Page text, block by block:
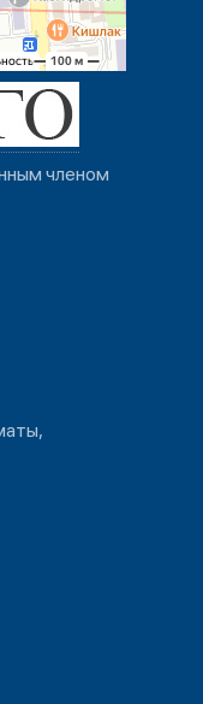
членом